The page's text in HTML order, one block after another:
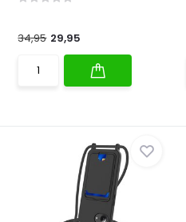
34,95 29,95